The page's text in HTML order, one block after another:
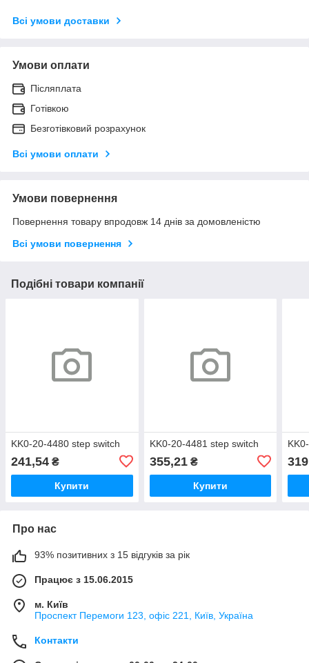
Всі умови доставки
Умови оплати
Післяплата
Готівкою
Безготівковий розрахунок
Всі умови оплати
Умови повернення
Повернення товару впродовж 14 днів за домовленістю
Всі умови повернення
Подібні товари компанії
KK0-20-4480 step switch
241,54 ₴
Купити
KK0-20-4481 step switch
355,21₴
Купити
Про нас
93% позитивних з 15 відгуків за рік
Працює з 15.06.2015
м. Київ
Проспект Перемоги 123, офіс 221, Київ, Україна
Контакти